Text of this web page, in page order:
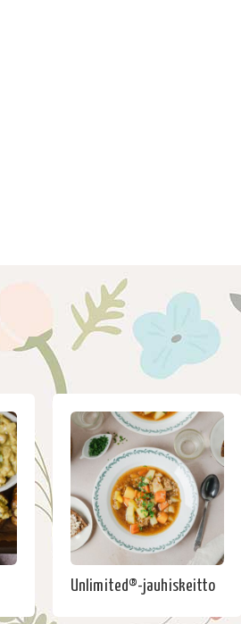
Unlimited®-jauhiskeitto